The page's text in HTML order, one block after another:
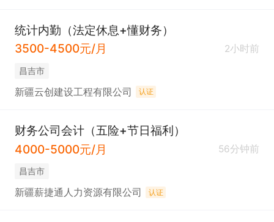
统计内勤（法定休息+懂财务）
3500-4500元/月
2小时前
昌吉市
新疆云创建设工程有限公司 认证
财务公司会计（五险+节日福利）
4000-5000元/月
56分钟前
昌吉市
新疆薪捷通人力资源有限公司 认证